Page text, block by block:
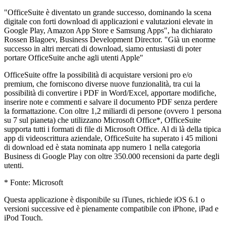
"OfficeSuite è diventato un grande successo, dominando la scena
digitale con forti download di applicazioni e valutazioni elevate in
Google Play, Amazon App Store e Samsung Apps", ha dichiarato
Rossen Blagoev, Business Development Director. "Già un enorme
successo in altri mercati di download, siamo entusiasti di poter
portare OfficeSuite anche agli utenti Apple"
OfficeSuite offre la possibilità di acquistare versioni pro e/o
premium, che forniscono diverse nuove funzionalità, tra cui la
possibilità di convertire i PDF in Word/Excel, apportare modifiche,
inserire note e commenti e salvare il documento PDF senza perdere
la formattazione. Con oltre 1,2 miliardi di persone (ovvero 1 persona
su 7 sul pianeta) che utilizzano Microsoft Office*, OfficeSuite
supporta tutti i formati di file di Microsoft Office. Al di là della tipica
app di videoscrittura aziendale, OfficeSuite ha superato i 45 milioni
di download ed è stata nominata app numero 1 nella categoria
Business di Google Play con oltre 350.000 recensioni da parte degli
utenti.
* Fonte: Microsoft
Questa applicazione è disponibile su iTunes, richiede iOS 6.1 o
versioni successive ed è pienamente compatibile con iPhone, iPad e
iPod Touch.